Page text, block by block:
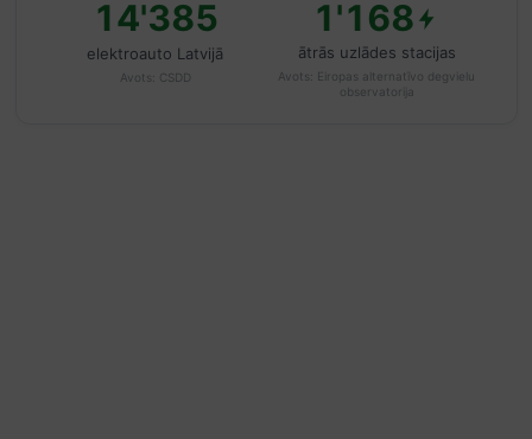
14'385
elektroauto Latvijā
Avots: CSDD
1'168
ātrās uzlādes stacijas
Avots: Eiropas alternatīvo degvielu
observatorija